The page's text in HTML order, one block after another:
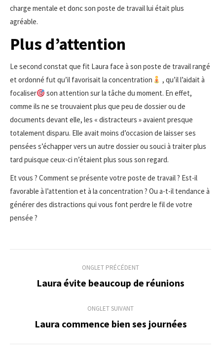
charge mentale et donc son poste de travail lui était plus
agréable.
Plus d’attention
Le second constat que fit Laura face à son poste de travail rangé
et ordonné fut qu’il favorisait la concentration
, qu’il l’aidait à
focaliser
son attention sur la tâche du moment. En effet,
comme ils ne se trouvaient plus que peu de dossier ou de
documents devant elle, les « distracteurs » avaient presque
totalement disparu. Elle avait moins d’occasion de laisser ses
pensées s’échapper vers un autre dossier ou souci à traiter plus
tard puisque ceux-ci n’étaient plus sous son regard.
Et vous ? Comment se présente votre poste de travail ? Est-il
favorable à l’attention et à la concentration ? Ou a-t-il tendance à
générer des distractions qui vous font perdre le fil de votre
pensée ?
commentaire
ONGLET PRÉCÉDENT
Onglet
Laura évite beaucoup de réunions
ONGLET SUIVANT
Onglet
Laura commence bien ses journées